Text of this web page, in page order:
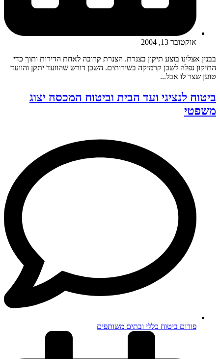
אוקטובר 13, 2004
בבנין אצלינו בוצע תיקון בצנרת. הצנרת קרובה לאחת הדירות ותוך כדי
התיקון נפלה לשכן קרמיקה בשירותים. השכן דורש שהוועד יתקן והוועד
טוען שצר לו אבל...
ביטוח לנציגי ועד הבית וביטוח המכסה יצוג
משפטי
פורום ביטוח כללי ובתים משותפים